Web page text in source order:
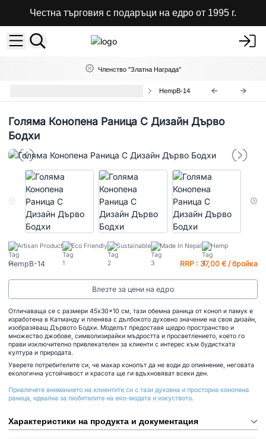
Честна търговия с подаръци на едро от 1995 г.
Членство "Златна Награда"
HempB-14
Голяма Конопена Раница С Дизайн Дърво
Бодхи
Artisan Product Eco Friendly Sustainable Made In Nepal Hemp
HempB-14 RRP : 37,00 € / бройка
Влезте за цени на едро
Отличаваща се с размери 45x30x10 см, тази обемна раница от коноп и памук е
изработена в Катманду и пленява с дълбокото духовно значение на своя дизайн,
изобразяващ Дървото Бодхи. Моделът предоставя щедро пространство и
множество джобове, символизирайки мъдростта и просветлението, което го
прави изключително привлекателен за клиенти с интерес към будистката
култура и природата.
Уверете потребителите си, че макар конопът да не води до опиянение, неговата
екологична устойчивост и красота ще ги вдъхновяват всеки ден.
Привлечете вниманието на клиентите си с тази духовна и просторна конопена
раница, идеална за любителите на еко-модата и изкуството.
Характеристики на продукта и документация